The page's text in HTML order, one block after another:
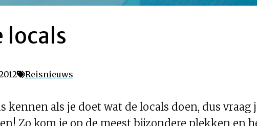
locals
Reisnieuws
kennen als je doet wat de locals doen, dus vraag
Zo kom je op de meest bijzondere plekken en